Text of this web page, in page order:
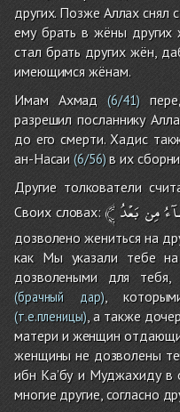
других. Позже Аллах снял
ему брать в жёны других
стал брать других жён,
имеющимся жёнам.
Имам Ахмад (6/41)
разрешил посланнику
до его смерти. Хадис
ан-Насаи (6/56)в их
Другие толкователи
Своих словах:﴾ مِنبَعْدُ
дозволено жениться на
как Мы указали тебе
дозволеными для
(брачный дар),
(т.е.пленицы), а также
матери и женщин
женщины не дозволены
ибн Ка’бу и Муджахиду в
многие другие, согласно